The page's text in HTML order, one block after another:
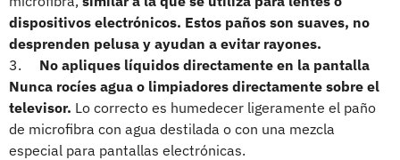
dispositivos electrónicos. Estos paños son suaves, no
desprenden pelusa y ayudan a evitar rayones.
3. No apliques líquidos directamente en la pantalla
Nunca rocíes agua o limpiadores directamente sobre el
televisor. Lo correcto es humedecer ligeramente el paño
de microfibra con agua destilada o con una mezcla
especial para pantallas electrónicas.